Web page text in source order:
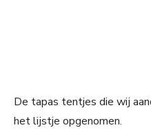
De tapas tentjes die wij
het lijstje opgenomen.